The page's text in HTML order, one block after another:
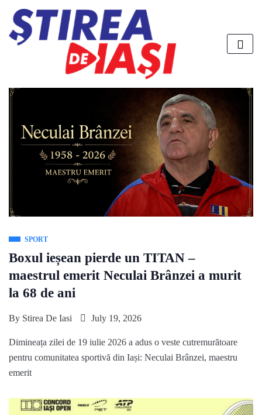
SPORT
Boxul ieșean pierde un TITAN –
maestrul emerit Neculai Brânzei a murit
la 68 de ani
By Stirea De Iasi July 19, 2026
Dimineața zilei de 19 iulie 2026 a adus o veste cutremurătoare
pentru comunitatea sportivă din Iași: Neculai Brânzei, maestru
emerit